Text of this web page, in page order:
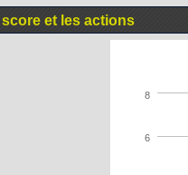
et les actions
6
8